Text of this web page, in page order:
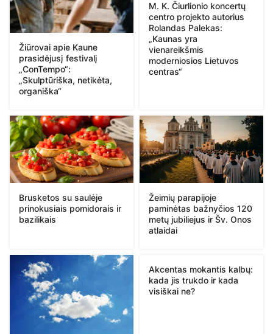
Žiūrovai apie Kaune
prasidėjusį festivalį
„ConTempo“:
„Skulptūriška, netikėta,
organiška“
M. K. Čiurlionio koncertų
centro projekto autorius
Rolandas Palekas:
„Kaunas yra
vienareikšmis
moderniosios Lietuvos
centras“
Brusketos su saulėje
prinokusiais pomidorais ir
bazilikais
Žeimių parapijoje
paminėtas bažnyčios 120
metų jubiliejus ir Šv. Onos
atlaidai
Akcentas mokantis kalbų:
kada jis trukdo ir kada
visiškai ne?